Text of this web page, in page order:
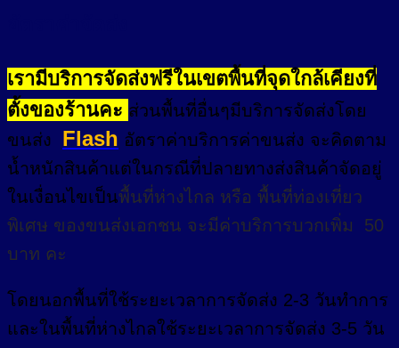
เรามีบริการจัดส่งฟรีในเขตพื้นที่จุดใกล้เคียงที่
ตั้งของร้านคะ ส่วนพื้นที่อื่นๆมีบริการจัดส่งโดย
ขนส่ง Flash อัตราค่าบริการค่าขนส่ง จะคิดตาม
น้ำหนักสินค้าแต่ในกรณีที่ปลายทางส่งสินค้าจัดอยู่
ในเงื่อนไขเป็นพื้นที่ห่างไกล หรือ พื้นที่ท่องเที่ยว
พิเศษ ของขนส่งเอกชน จะมีค่าบริการบวกเพิ่ม 50
บาท คะ
โดยนอกพื้นที่ใช้ระยะเวลาการจัดส่ง 2-3 วันทำการ
และในพื้นที่ห่างไกลใช้ระยะเวลาการจัดส่ง 3-5 วัน